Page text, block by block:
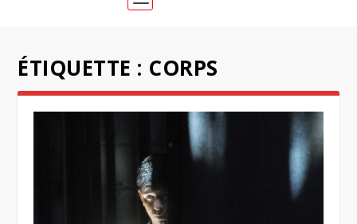
ÉTIQUETTE : CORPS